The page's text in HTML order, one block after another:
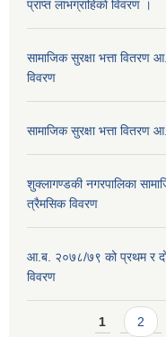
प्राप्त लाभग्राहिकाे विवरण ।
सामाजिक सुरक्षा भत्ता वितरण
विवरण
सामाजिक सुरक्षा भत्ता
शुक्लागण्डकी नगरपालिका
त्रैमसिक विवरण
आ.ब. २०७८/७९ को प्रथम र
विवरण
Pages1 2